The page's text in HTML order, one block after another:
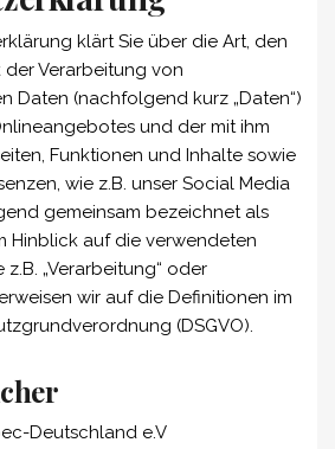
klärt Sie über die Art, den
Verarbeitung von
Daten (nachfolgend kurz „Daten“)
und der mit ihm
Funktionen und Inhalte sowie
wie z.B. unser Social Media
gemeinsam bezeichnet als
Hinblick auf die verwendeten
„Verarbeitung“ oder
wir auf die Definitionen im
(DSGVO).
Deutschland e.V